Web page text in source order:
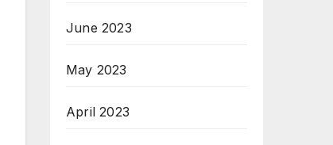
June 2023
May 2023
April 2023